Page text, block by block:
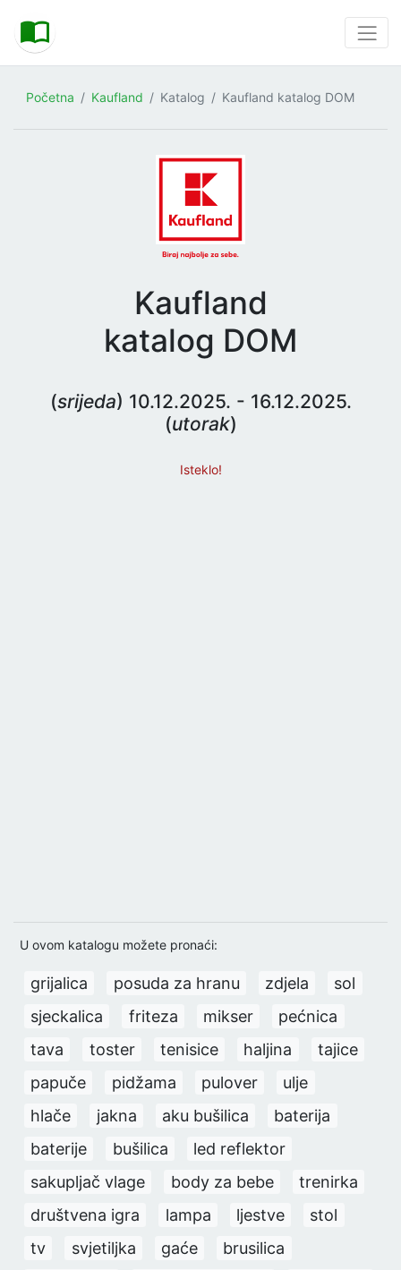
Početna Kaufland Katalog Kaufland katalog DOM
Kaufland
katalog DOM
(srijeda) 10.12.2025. - 16.12.2025.
(utorak)
Isteklo!
U ovom katalogu možete pronaći:
grijalica posuda za hranu zdjela
sol
sjeckalica
friteza mikser
pećnica
tava
toster tenisice haljina
tajice
papuče
pidžama pulover
ulje
hlače
jakna aku bušilica
baterija
baterije
bušilica
led reflektor
sakupljač vlage
body za bebe
trenirka
društvena igra
lampa ljestve
stol
tv
svjetiljka gaće
brusilica